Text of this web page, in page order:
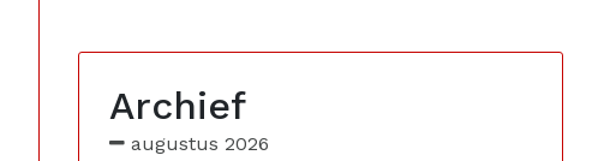
Archief
augustus 2026